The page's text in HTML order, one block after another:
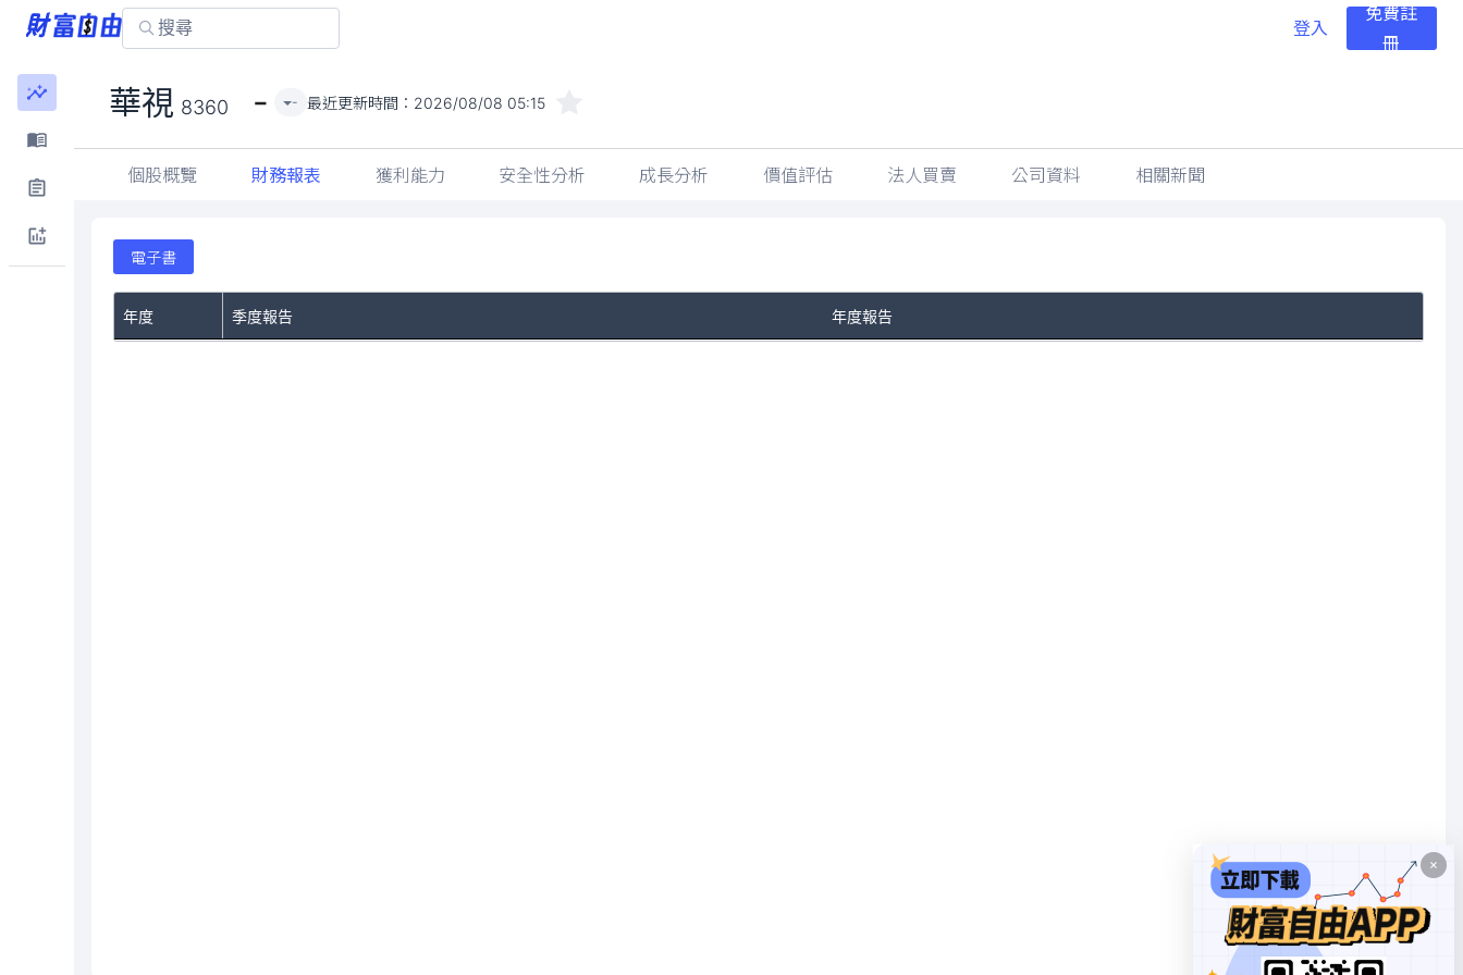
登入
免費註
冊
華視 8360 - - 最近更新時間： 2026/08/08 05:15
個股概覽 財務報表 獲利能力 安全性分析 成長分析 價值評估 法人買賣 公司資料 相關新聞
電子書
年度 季度報告 年度報告